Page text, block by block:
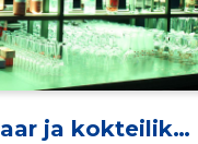
Kvaliteetne baar ja kokteilikogemus